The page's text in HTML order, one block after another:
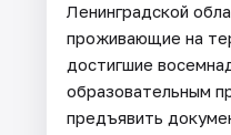
Ленинградской
проживающие на
достигшие
образовательным
предъявить